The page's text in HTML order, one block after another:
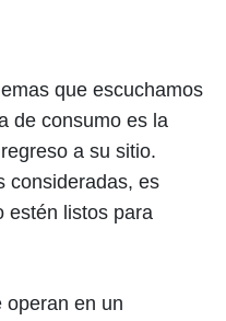
que escuchamos
de consumo es la
a su sitio.
consideradas, es
estén listos para
operan en un